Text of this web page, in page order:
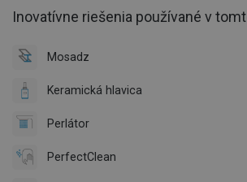
Inovatívne riešenia používané v
Mosadz
Keramická hlavica
Perlátor
PerfectClean